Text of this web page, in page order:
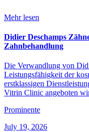
Mehr lesen
Didier Deschamps
Zahnbehandlung
Die Verwandlung von
Leistungsfähigkeit der
erstklassigen
Vitrin Clinic angeboten
Prominente
July 19, 2026